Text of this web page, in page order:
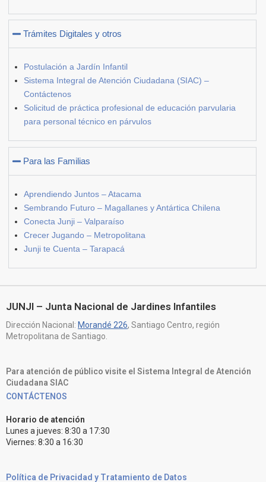
Trámites Digitales y otros
Postulación a Jardín Infantil
Sistema Integral de Atención Ciudadana (SIAC) –
Contáctenos
Solicitud de práctica profesional de educación parvularia
para personal técnico en párvulos
Para las Familias
Aprendiendo Juntos – Atacama
Sembrando Futuro – Magallanes y Antártica Chilena
Conecta Junji – Valparaíso
Crecer Jugando – Metropolitana
Junji te Cuenta – Tarapacá
JUNJI – Junta Nacional de Jardines Infantiles
Dirección Nacional: Morandé 226, Santiago Centro, región
Metropolitana de Santiago.
Para atención de público visite el Sistema Integral de Atención
Ciudadana SIAC
CONTÁCTENOS
Horario de atención
Lunes a jueves: 8:30 a 17:30
Viernes: 8:30 a 16:30
Política de Privacidad y Tratamiento de Datos